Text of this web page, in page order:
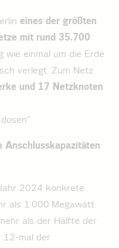
eines der größten
mit rund 35.700
wie einmal um die Erde
verlegt. Zum Netz
und 17 Netzknoten
Anschlusskapazitäten
2024 konkrete
als 1.000 Megawatt
als der Hälfte der
12-mal der